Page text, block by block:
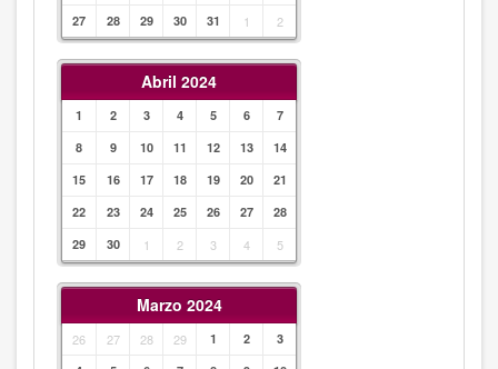
27
28 29 30 31 1 2
Abril 2024
1 2 3 4 5 6
7
8
9 10 11 12 13
14
15
16 17 18 19 20
21
22
23 24 25 26 27
28
29
30 1 2 3 4 5
Marzo 2024
26 27 28 29 1 2
3